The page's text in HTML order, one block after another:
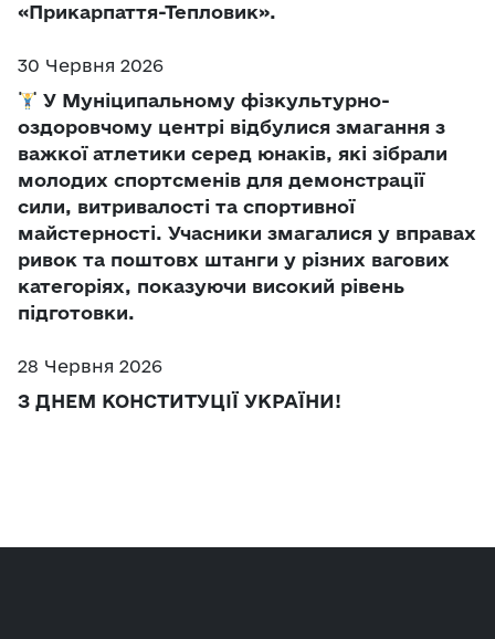
«Прикарпаття-Тепловик».
30 Червня 2026
У Муніципальному фізкультурно-
оздоровчому центрі відбулися змагання з
важкої атлетики серед юнаків, які зібрали
молодих спортсменів для демонстрації
сили, витривалості та спортивної
майстерності. Учасники змагалися у вправах
ривок та поштовх штанги у різних вагових
категоріях, показуючи високий рівень
підготовки.
28 Червня 2026
З ДНЕМ КОНСТИТУЦІЇ УКРАЇНИ!